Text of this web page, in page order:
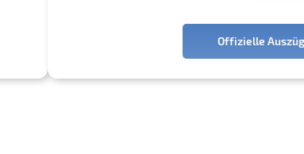
Offizielle